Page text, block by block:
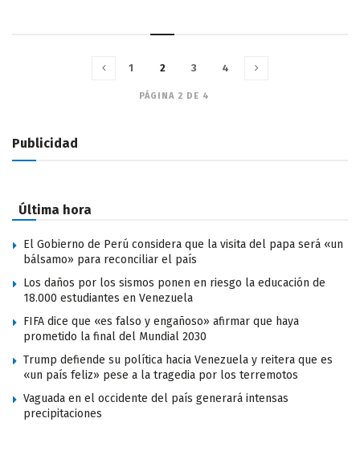
PÁGINA 2 DE 4
1 2 3 4
Publicidad
Última hora
El Gobierno de Perú considera que la visita del papa será «un
bálsamo» para reconciliar el país
Los daños por los sismos ponen en riesgo la educación de
18.000 estudiantes en Venezuela
FIFA dice que «es falso y engañoso» afirmar que haya
prometido la final del Mundial 2030
Trump defiende su política hacia Venezuela y reitera que es
«un país feliz» pese a la tragedia por los terremotos
Vaguada en el occidente del país generará intensas
precipitaciones